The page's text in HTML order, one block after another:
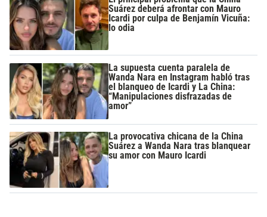
Suárez deberá afrontar con Mauro
Icardi por culpa de Benjamín Vicuña:
lo odia
La supuesta cuenta paralela de
Wanda Nara en Instagram habló tras
el blanqueo de Icardi y La China:
“Manipulaciones disfrazadas de
amor”
La provocativa chicana de la China
Suárez a Wanda Nara tras blanquear
su amor con Mauro Icardi